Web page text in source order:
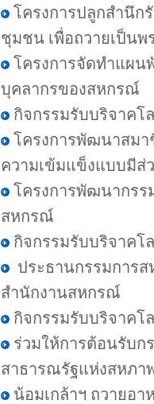
โครงการปลูกสำนึก
ชุมชน เพื่อถวายเป็นพ
โครงการจัดทำแผ
บุคลากรของสหกรณ์
กิจกรรมรับบริจาคโ
โครงการพัฒนาสมา
ความเข้มแข็งแบบมีส่
โครงการพัฒนากร
สหกรณ์
กิจกรรมรับบริจาคโ
ประธานกรรมการ
สำนักงานสหกรณ์
กิจกรรมรับบริจาคโ
ร่วมให้การต้อนรับ
สาธารณรัฐแห่งสหภา
น้อมเกล้าฯ ถวายอา